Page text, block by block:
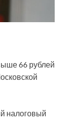
66 рублей
налоговый